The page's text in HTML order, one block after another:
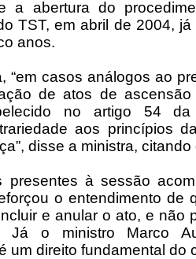
a abertura do
TST, em abril de 2004,
anos.
“em casos análogos ao
de atos de
no artigo 54
aos princípios
disse a ministra,
presentes à sessão
o entendimento de
e anular o ato, e não
Já o ministro Marco
um direito fundamental do